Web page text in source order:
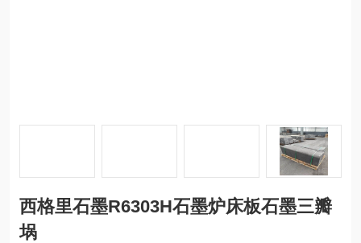
西格里石墨R6303H石墨炉床板石墨三瓣
埚